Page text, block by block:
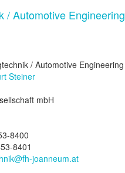
/ Automotive Engineering
/ Automotive Engineering
Steiner
mbH
8400
8401
joanneum.at